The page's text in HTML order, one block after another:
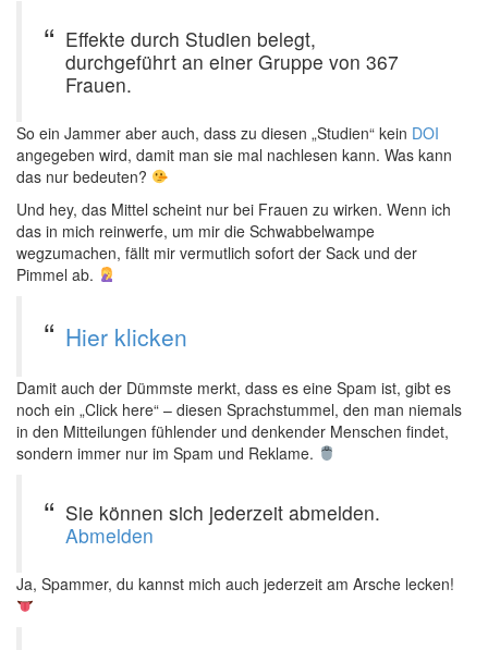
Effekte durch Studien belegt,
durchgeführt an einer Gruppe von 367
Frauen.
So ein Jammer aber auch, dass zu diesen „Studien“ kein DOI
angegeben wird, damit man sie mal nachlesen kann. Was kann
das nur bedeuten?
Und hey, das Mittel scheint nur bei Frauen zu wirken. Wenn ich
das in mich reinwerfe, um mir die Schwabbelwampe
wegzumachen, fällt mir vermutlich sofort der Sack und der
Pimmel ab.
Hier klicken
Damit auch der Dümmste merkt, dass es eine Spam ist, gibt es
noch ein „Click here“ – diesen Sprachstummel, den man niemals
in den Mitteilungen fühlender und denkender Menschen findet,
sondern immer nur im Spam und Reklame.
Sie können sich jederzeit abmelden.
Abmelden
Ja, Spammer, du kannst mich auch jederzeit am Arsche lecken!